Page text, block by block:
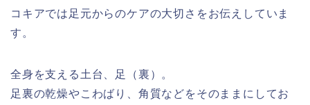
コキアでは足元からのケアの大切さをお伝えしていま
す。
全身を支える土台、足（裏）。
足裏の乾燥やこわばり、角質などをそのままにしてお